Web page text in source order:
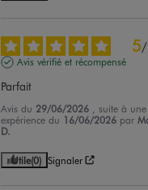
5/
Avis vérifié et récompensé
Parfait
Avis du 29/06/2026
, suite à une
expérience du 16/06/2026 par
D.
Utile(0) Signaler